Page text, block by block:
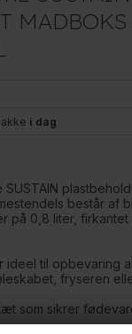
MADBOKS
i dag
SUSTAIN
består af
på 0,8 liter, firkantet
ideel til opbevaring
fryseren
som sikrer